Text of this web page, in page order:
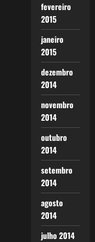
fevereiro
2015
janeiro
2015
dezembro
2014
novembro
2014
outubro
2014
setembro
2014
agosto
2014
julho 2014